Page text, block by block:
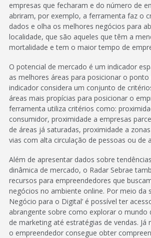
empresas que fecharam e do número de
abriram, por exemplo, a ferramenta faz o
dados e olha os melhores negócios para
localidade, que são aqueles que têm a
mortalidade e tem o maior tempo de
O potencial de mercado é um indicador
as melhores áreas para posicionar o ponto
indicador considera um conjunto de
áreas mais propícias para posicionar o
ferramenta utiliza critérios como:
consumidor, proximidade a empresas
de áreas já saturadas, proximidade a
vias com alta circulação de pessoas ou de
Além de apresentar dados sobre
dinâmica de mercado, o Radar Sebrae
recursos para empreendedores que
negócios no ambiente online. Por meio da
Negócio para o Digital’ é possível ter
abrangente sobre como explorar o mundo
de marketing até estratégias de vendas. Já
o empreendedor consegue obter